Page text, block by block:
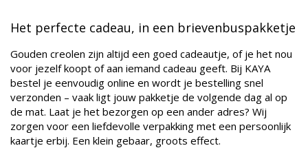
Het perfecte cadeau, in een brievenbuspakketje
Gouden creolen zijn altijd een goed cadeautje, of je het nou
voor jezelf koopt of aan iemand cadeau geeft. Bij KAYA
bestel je eenvoudig online en wordt je bestelling snel
verzonden – vaak ligt jouw pakketje de volgende dag al op
de mat. Laat je het bezorgen op een ander adres? Wij
zorgen voor een liefdevolle verpakking met een persoonlijk
kaartje erbij. Een klein gebaar, groots effect.